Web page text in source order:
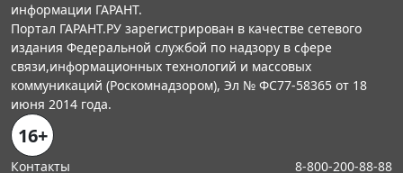
информации ГАРАНТ.
Портал ГАРАНТ.РУ зарегистрирован в качестве сетевого
издания Федеральной службой по надзору в сфере
связи,информационных технологий и массовых
коммуникаций (Роскомнадзором), Эл № ФС77-58365 от 18
июня 2014 года.
16+
Контакты 8-800-200-88-88